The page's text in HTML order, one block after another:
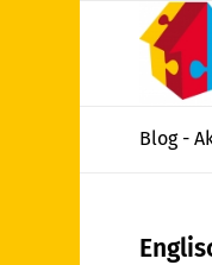
Blog -